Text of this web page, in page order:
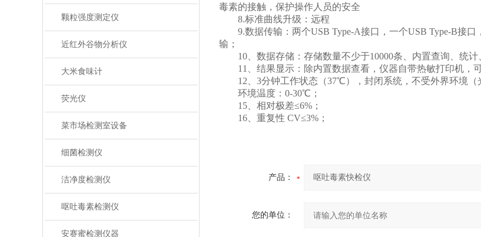
颗粒强度测定仪
近红外谷物分析仪
大米食味计
荧光仪
菜市场检测室设备
细菌检测仪
洁净度检测仪
呕吐毒素检测仪
安赛蜜检测仪器
毒素的接触，保护操作人员的安全
8.标准曲线升级：远程
9.数据传输：两个USB Type-A接口，一个USB Type-B接口
输；
10、数据存储：存储数量不少于10000条、内置查询、统计
11、结果显示：除内置数据查看，仪器自带热敏打印机，可
12、3分钟工作状态（37℃），封闭系统，不受外界环境（
环境温度：0-30℃；
15、相对极差≤6%；
16、重复性 CV≤3%；
产品：
您的单位：